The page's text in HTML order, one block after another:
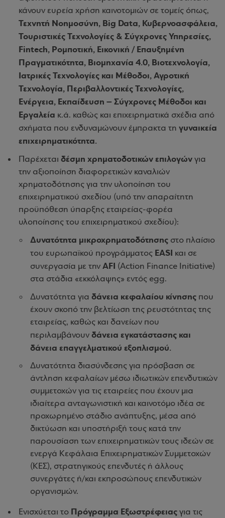
κάνουν ευρεία χρήση καινοτομιών σε τομείς όπως,
Τεχνητή Νοημοσύνη, Big Data, Κυβερνοασφάλεια,
Τουριστικές Τεχνολογίες & Σύγχρονες Υπηρεσίες,
Fintech, Ρομποτική, Εικονική / Επαυξημένη
Πραγματικότητα, Βιομηχανία 4.0, Βιοτεχνολογία,
Ιατρικές Τεχνολογίες και Μέθοδοι, Αγροτική
Τεχνολογία, Περιβαλλοντικές Τεχνολογίες,
Ενέργεια, Εκπαίδευση – Σύγχρονες Μέθοδοι και
Εργαλεία κ.ά. καθώς και επιχειρηματικά σχέδια από
σχήματα που ενδυναμώνουν έμπρακτα τη γυναικεία
επιχειρηματικότητα.
Παρέχεται δέσμη χρηματοδοτικών επιλογών για
την αξιοποίηση διαφορετικών καναλιών
χρηματοδότησης για την υλοποίηση του
επιχειρηματικού σχεδίου (υπό την απαραίτητη
προϋπόθεση ύπαρξης εταιρείας-φορέα
υλοποίησης του επιχειρηματικού σχεδίου):
Δυνατότητα μικροχρηματοδότησης στο πλαίσιο
του ευρωπαϊκού προγράμματος EASI και σε
συνεργασία με την AFI (Action Finance Initiative)
στα στάδια «εκκόλαψης» εντός egg.
Δυνατότητα για δάνεια κεφαλαίου κίνησης που
έχουν σκοπό την βελτίωση της ρευστότητας της
εταιρείας, καθώς και δανείων που
περιλαμβάνουν δάνεια εγκατάστασης και
δάνεια επαγγελματικού εξοπλισμού.
Δυνατότητα διασύνδεσης για πρόσβαση σε
άντληση κεφαλαίων μέσω ιδιωτικών επενδυτικών
συμμετοχών για τις εταιρείες που έχουν μια
ιδιαίτερα ανταγωνιστική και καινοτόμο ιδέα σε
προχωρημένο στάδιο ανάπτυξης, μέσα από
δικτύωση και υποστήριξή τους κατά την
παρουσίαση των επιχειρηματικών τους ιδεών σε
ενεργά Κεφάλαια Επιχειρηματικών Συμμετοχών
(ΚΕΣ), στρατηγικούς επενδυτές ή άλλους
συνεργάτες ή/και εκπροσώπους επενδυτικών
οργανισμών.
Ενισχύεται το Πρόγραμμα Εξωστρέφειας για τις